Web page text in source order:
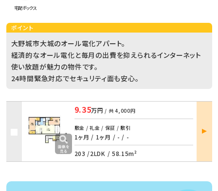
宅配ボックス
ポイント
大野城市大城のオール電化アパート。
経済的なオール電化と毎月の出費を抑えられるインターネット
使い放題が魅力の物件です。
24時間緊急対応でセキュリティ面も安心。
9.35万円 / 共4,000円
敷金 / 礼金 / 保証 / 敷引
1ヶ月 / 1ヶ月 / - / -
203 /2LDK / 58.15m²
部屋
詳細